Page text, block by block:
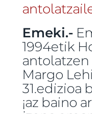
Emeki.-
1994etik
Margo
31.edizioa
¡az baino